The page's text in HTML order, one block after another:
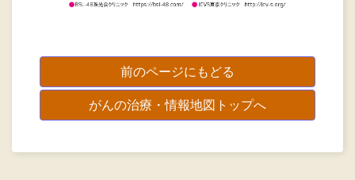
前のページにもどる
がんの治療・情報地図トップへ